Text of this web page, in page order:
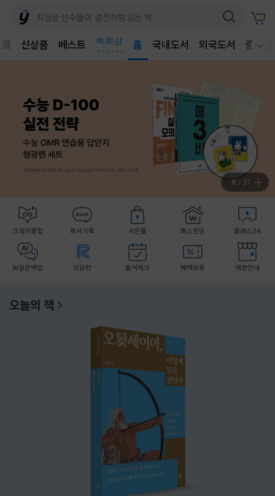
신상품 베스트
어린이
홈 국내도서 외국도서 중고샵
8 / 21
크레마클럽 독서기록 사은품 예스펀딩 클래스24
AI일문백답 리딩런 출석체크 혜택모음 매장안내
오늘의 책